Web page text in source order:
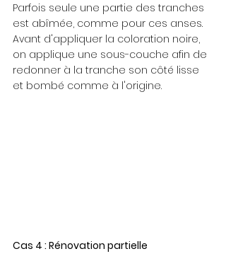
Parfois seule une partie des tranches
est abîmée, comme pour ces anses.
Avant d'appliquer la coloration noire,
on applique une sous-couche afin de
redonner à la tranche son côté lisse
et bombé comme à l'origine.
Cas 4 : Rénovation partielle